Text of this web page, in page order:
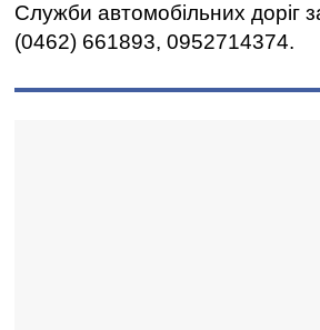
Служби автомобільних доріг
(0462) 661893, 0952714374.